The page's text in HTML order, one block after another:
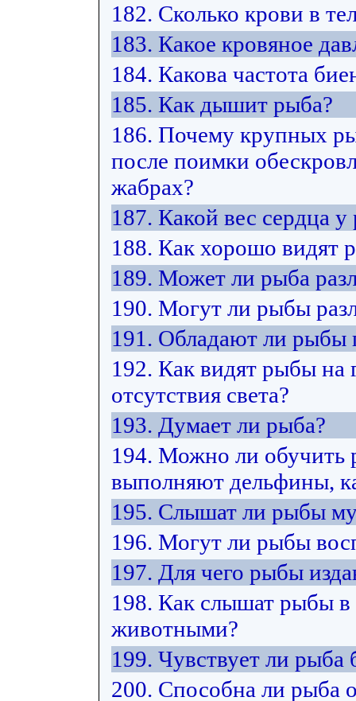
182. Сколько крови в
183. Какое кровяное
184. Какова частота
185. Как дышит рыба?
186. Почему крупных
после поимки
жабрах?
187. Какой вес сердца у
188. Как хорошо видят
189. Может ли рыба
190. Могут ли рыбы
191. Обладают ли рыбы
192. Как видят рыбы на
отсутствия света?
193. Думает ли рыба?
194. Можно ли обучить
выполняют дельфины,
195. Слышат ли рыбы
196. Могут ли рыбы
197. Для чего рыбы
198. Как слышат рыбы в
животными?
199. Чувствует ли рыба
200. Способна ли рыба